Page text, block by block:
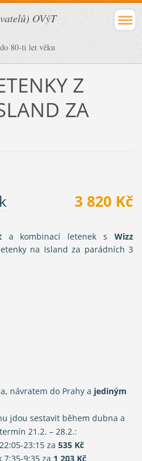
OVýT
80-ti let věku
Z
ZA
3 820 Kč
a kombinací letenek sWizz
na Island za parádních 3
návratem do Prahy a jediným
jdou sestavit během dubna a
21.2. – 28.2.:
23:15 za 535 Kč
7:35-9:35 za 1 203 Kč